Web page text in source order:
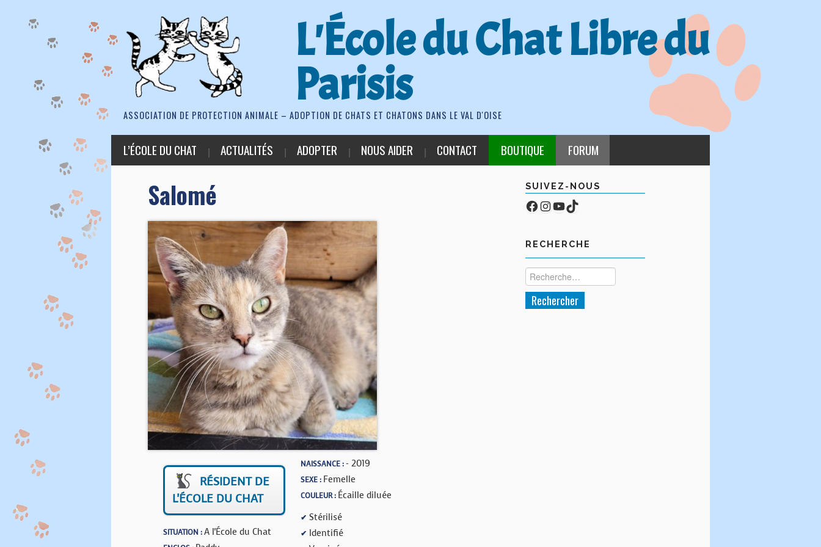
L'École du Chat Libre du
Parisis
ASSOCIATION DE PROTECTION ANIMALE – ADOPTION DE CHATS ET CHATONS DANS LE VAL D'OISE
L’ÉCOLE DU CHAT ACTUALITÉS ADOPTER NOUS AIDER CONTACT BOUTIQUE FORUM
Salomé
RÉSIDENT DE
L'ÉCOLE DU CHAT
SITUATION :A l'École du Chat
NAISSANCE :- 2019
SEXE : Femelle
COULEUR : Écaille diluée
✔ Stérilisé
✔ Identifié
SUIVEZ-NOUS
Facebook
Compte Instagram
YouTube
TikTok
RECHERCHE